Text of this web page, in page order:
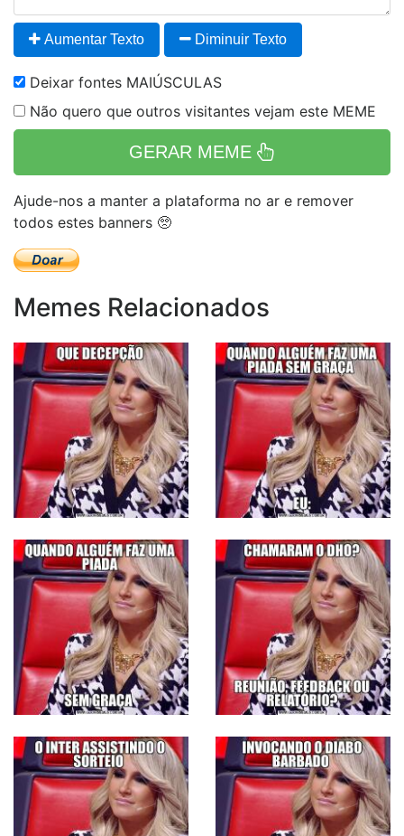
Aumentar Texto Diminuir Texto
Deixar fontes MAIÚSCULAS
Não quero que outros visitantes vejam este MEME
GERAR MEME
Ajude-nos a manter a plataforma no ar e remover
todos estes banners 🥺
Memes Relacionados